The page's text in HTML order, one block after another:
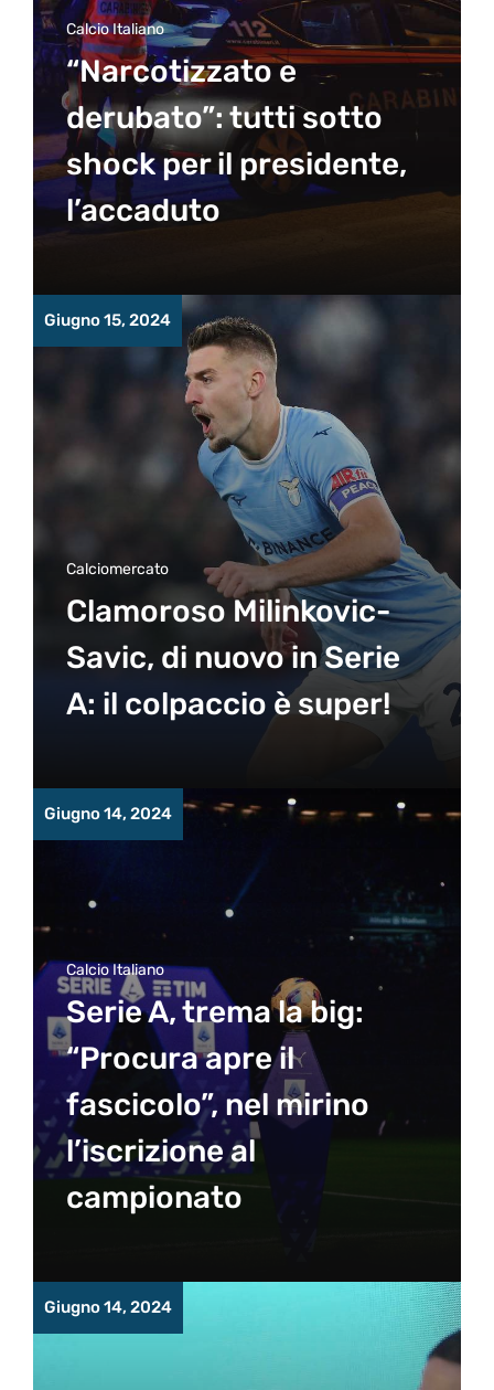
Calcio Italiano
“Narcotizzato e
derubato”: tutti sotto
shock per il presidente,
l’accaduto
Giugno 15, 2024
Calciomercato
Clamoroso Milinkovic-
Savic, di nuovo in Serie
A: il colpaccio è super!
Giugno 14, 2024
Calcio Italiano
Serie A, trema la big:
“Procura apre il
fascicolo”, nel mirino
l’iscrizione al
campionato
Giugno 14, 2024